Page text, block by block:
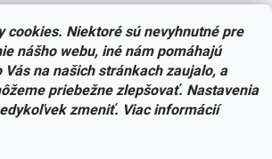
cookies. Niektoré sú nevyhnutné pre
nášho webu, iné nám pomáhajú
Vás na našich stránkach zaujalo, a
priebežne zlepšovať. Nastavenia
zmeniť. Viac informácií